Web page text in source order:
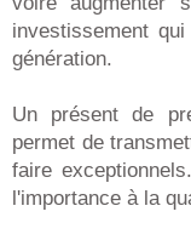
investissement
génération.
Un présent de
permet de
faire
l'importance à la